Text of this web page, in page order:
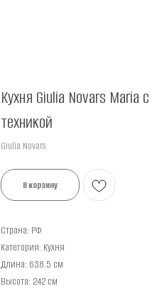
Кухня Giulia Novars Maria с
техникой
Giulia Novars
В корзину
Страна: РФ
Категория: Кухня
Длина: 638.5 см
Высота: 242 см